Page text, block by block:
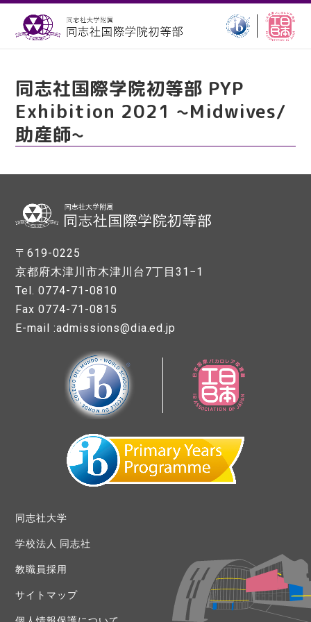
同志社国際学院初等部 PYP
Exhibition 2021 ~Midwives/
助産師~
〒619-0225
京都府木津川市木津川台7丁目31−1
Tel. 0774-71-0810
Fax 0774-71-0815
E-mail :admissions@dia.ed.jp
同志社大学
学校法人 同志社
教職員採用
サイトマップ